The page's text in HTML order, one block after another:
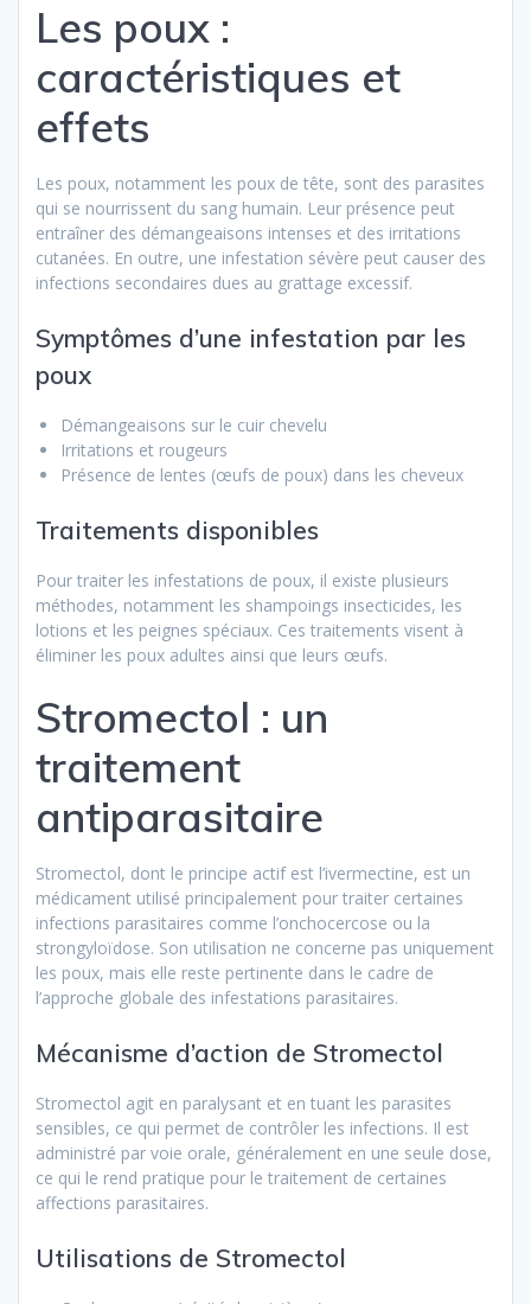
Les poux :
caractéristiques et
effets
Les poux, notamment les poux de tête, sont des parasites
qui se nourrissent du sang humain. Leur présence peut
entraîner des démangeaisons intenses et des irritations
cutanées. En outre, une infestation sévère peut causer des
infections secondaires dues au grattage excessif.
Symptômes d’une infestation par les
poux
Démangeaisons sur le cuir chevelu
Irritations et rougeurs
Présence de lentes (œufs de poux) dans les cheveux
Traitements disponibles
Pour traiter les infestations de poux, il existe plusieurs
méthodes, notamment les shampoings insecticides, les
lotions et les peignes spéciaux. Ces traitements visent à
éliminer les poux adultes ainsi que leurs œufs.
Stromectol : un
traitement
antiparasitaire
Stromectol, dont le principe actif est l’ivermectine, est un
médicament utilisé principalement pour traiter certaines
infections parasitaires comme l’onchocercose ou la
strongyloïdose. Son utilisation ne concerne pas uniquement
les poux, mais elle reste pertinente dans le cadre de
l’approche globale des infestations parasitaires.
Mécanisme d’action de Stromectol
Stromectol agit en paralysant et en tuant les parasites
sensibles, ce qui permet de contrôler les infections. Il est
administré par voie orale, généralement en une seule dose,
ce qui le rend pratique pour le traitement de certaines
affections parasitaires.
Utilisations de Stromectol